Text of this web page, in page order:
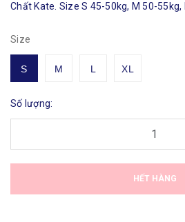
Chất Kate. Size S 45-50kg, M 50-55kg,
Size
S M L XL
Số lượng:
HẾT HÀNG